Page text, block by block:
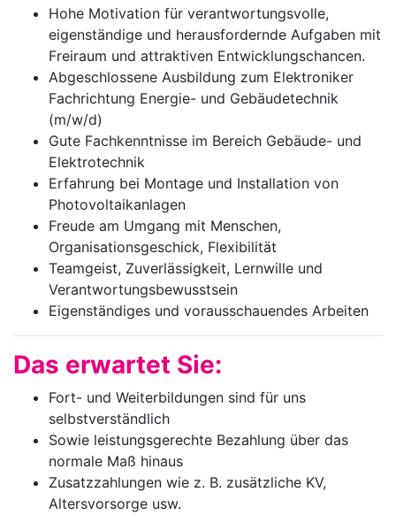
Hohe Motivation für verantwortungsvolle,
eigenständige und herausfordernde Aufgaben mit
Freiraum und attraktiven Entwicklungschancen.
Abgeschlossene Ausbildung zum Elektroniker
Fachrichtung Energie- und Gebäudetechnik
(m/w/d)
Gute Fachkenntnisse im Bereich Gebäude- und
Elektrotechnik
Erfahrung bei Montage und Installation von
Photovoltaikanlagen
Freude am Umgang mit Menschen,
Organisationsgeschick, Flexibilität
Teamgeist, Zuverlässigkeit, Lernwille und
Verantwortungsbewusstsein
Eigenständiges und vorausschauendes Arbeiten
Das erwartet Sie:
Fort- und Weiterbildungen sind für uns
selbstverständlich
Sowie leistungsgerechte Bezahlung über das
normale Maß hinaus
Zusatzzahlungen wie z. B. zusätzliche KV,
Altersvorsorge usw.